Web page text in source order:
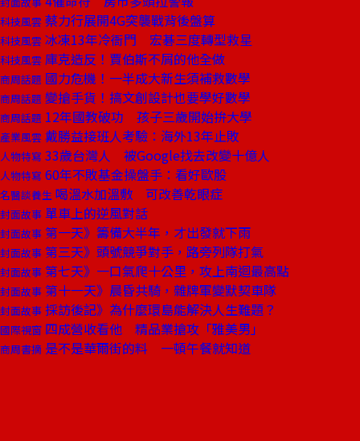
科技風雲 蔡力行展開4G突襲戰背後盤算
科技風雲 冰凍13年冷衙門 宏碁三度轉型救星
科技風雲 庫克造反！賈伯斯不屑的他全做
商周話題 國力危機！一半成大新生須補救數學
商周話題 變搶手貨！搞文創設計也要學好數學
商周話題 12年國教破功 孩子三歲開始拚大學
產業風雲 戴勝益接班人考驗：海外13年止敗
人物特寫 33歲台灣人 被Google找去改變十億人
人物特寫 60年不敗基金操盤手：看好歐股
名醫談養生 喝溫水加溫敷 可改善乾眼症
封面故事 單車上的逆風對話
封面故事 第一天》籌備大半年，才出發就下雨
封面故事 第三天》頭號競爭對手，路旁列隊打氣
封面故事 第七天》一口氣爬十公里，攻上南迴最高點
封面故事 第十一天》晨昏共騎，雜牌軍變默契車隊
封面故事 採訪後記》為什麼環島能解決人生難題？
國際視窗 四成營收看他 精品業搶攻「雅美男」
商周書摘 是不是華爾街的料 一頓午餐就知道